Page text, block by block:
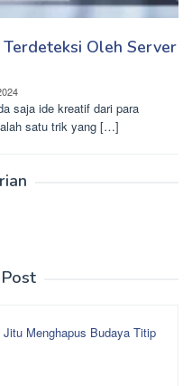
Oleh Server
saja ide kreatif dari para
satu trik yang […]
Menghapus Budaya Titip